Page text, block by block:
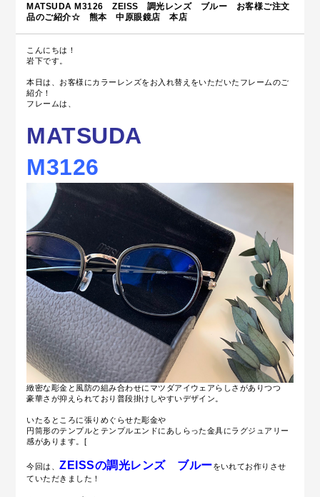
MATSUDA M3126 ZEISS 調光レンズ ブルー お客様ご注文
品のご紹介☆ 熊本 中原眼鏡店 本店
こんにちは！
岩下です。
本日は、お客様にカラーレンズをお入れ替えをいただいたフレームのご
紹介！
フレームは、
MATSUDA
M3126
緻密な彫金と風防の組み合わせにマツダアイウェアらしさがありつつ
豪華さが抑えられており普段掛けしやすいデザイン。
いたるところに張りめぐらせた彫金や
円筒形のテンプルとテンプルエンドにあしらった金具にラグジュアリー
感があります。[
今回は、ZEISSの調光レンズ ブルーをいれてお作りさせ
ていただきました！